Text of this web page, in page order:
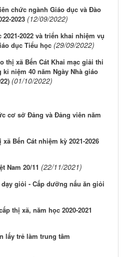
chức ngành Giáo dục và Đào
2023 (12/09/2022)
2022 và triển khai nhiệm vụ
dục Tiểu học (29/09/2022)
thị xã Bến Cát Khai mạc giải thi
niệm 40 năm Ngày Nhà giáo
(01/10/2022)
cơ sở Đảng và Đảng viên năm
Bến Cát nhiệm kỳ 2021-2026
Nam 20/11 (22/11/2021)
giỏi - Cấp dưỡng nấu ăn giỏi
thị xã, năm học 2020-2021
lấy trẻ làm trung tâm